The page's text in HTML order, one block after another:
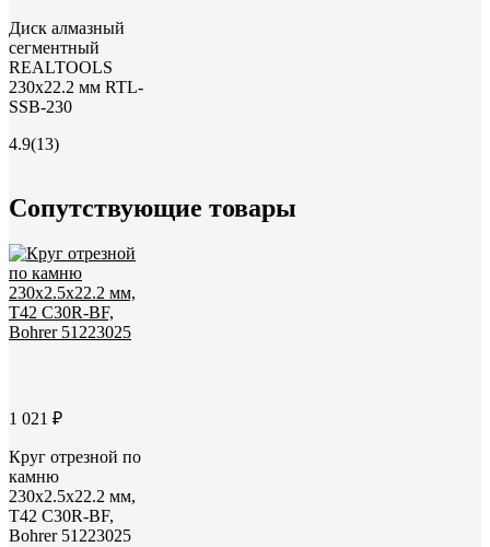
Диск алмазный
сегментный
REALTOOLS
230x22.2 мм RTL-
SSB-230
4.9(13)
Сопутствующие товары
1 021 ₽
Круг отрезной по
камню
230x2.5x22.2 мм,
T42 С30R-BF,
Bohrer 51223025